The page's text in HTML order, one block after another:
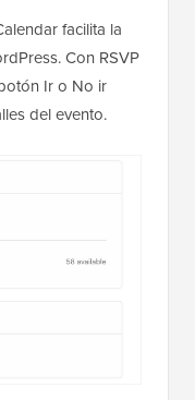
facilita la
Con RSVP
Ir o No ir
del evento.